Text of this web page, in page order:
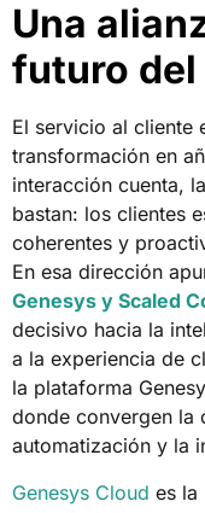
Una
futuro del
El servicio al cliente
transformación en
interacción cuenta,
bastan: los clientes
coherentes y
En esa dirección
Genesys y Scaled
decisivo hacia la
a la experiencia de
la plataforma
donde convergen la
automatización y la
Genesys Cloud es la